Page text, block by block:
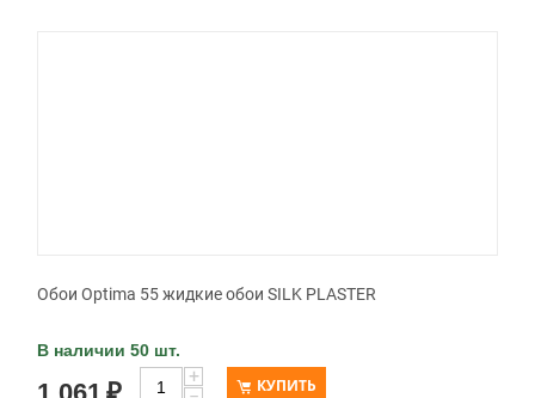
Обои Optima 55 жидкие обои SILK PLASTER
В наличии 50 шт.
+
КУПИТЬ